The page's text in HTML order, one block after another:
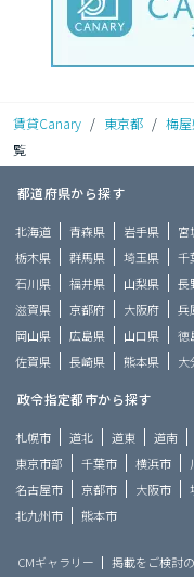
賃貸Canary / 東京都 / 梅
覧
都道府県から探す
北海道 青森県 岩手県 宮
栃木県
群馬県 埼玉県 千
石川県
福井県 山梨県 長
滋賀県
京都府 大阪府 兵
岡山県
広島県 山口県 徳
佐賀県
長崎県 熊本県 大
政令指定都市から探す
札幌市 道北 道東 道南
東京市部
千葉市 横浜市
名古屋市
京都市 大阪市
北九州市
熊本市
CMギャラリー 掲載をご検討